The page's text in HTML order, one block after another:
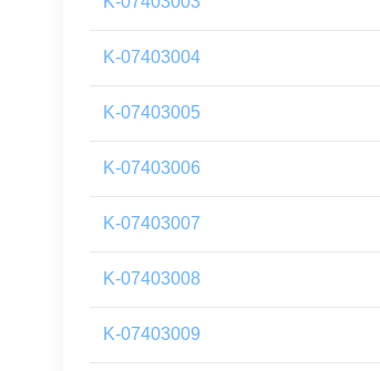
K-07403004
K-07403005
K-07403006
K-07403007
K-07403008
K-07403009